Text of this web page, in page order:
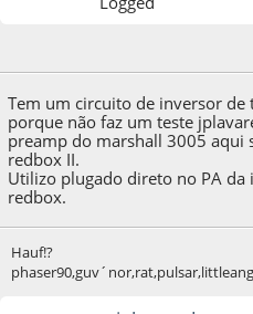
Tem um circuito de inversor de
porque não faz um teste
preamp do marshall 3005 aqui
redbox II.
Utilizo plugado direto no PA da
redbox.
Hauf!?